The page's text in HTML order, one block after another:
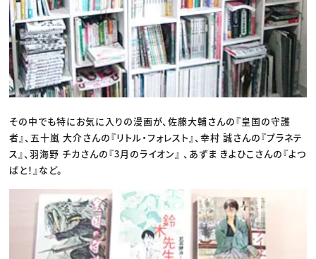
その中でも特にお気に入りの漫画が、佐藤大輔さんの『皇国の守護
者』、五十嵐 大介さんの『リトル・フォレスト』、幸村 誠さんの『プラネテ
ス』、羽海野 チカさんの『3月のライオン』 、あずま きよひこさんの『よつ
ばと！』など。